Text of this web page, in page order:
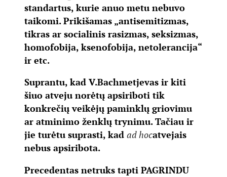
standartus, kurie anuo metu nebuvo
taikomi. Prikišamas „antisemitizmas,
tikras ar socialinis rasizmas, seksizmas,
homofobija, ksenofobija, netolerancija“
ir etc.
Suprantu, kad V.Bachmetjevas ir kiti
šiuo atveju norėtų apsiriboti tik
konkrečių veikėjų paminklų griovimu
ar atminimo ženklų trynimu. Tačiau ir
jie turėtu suprasti, kad ad hocatvejais
nebus apsiribota.
Precedentas netruks tapti PAGRINDU